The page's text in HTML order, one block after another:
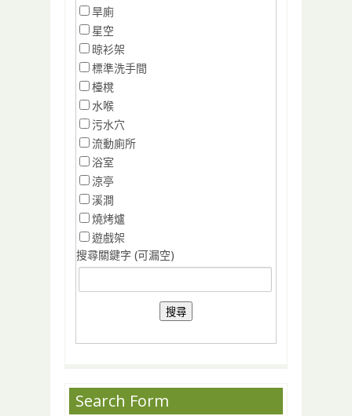
旱廁
星空
晾衫架
標準洗手間
檯櫈
水喉
污水穴
流動廁所
浴室
涼亭
溪澗
燒烤爐
遊戲架
搜尋關鍵字 (可漏空)
Search Form